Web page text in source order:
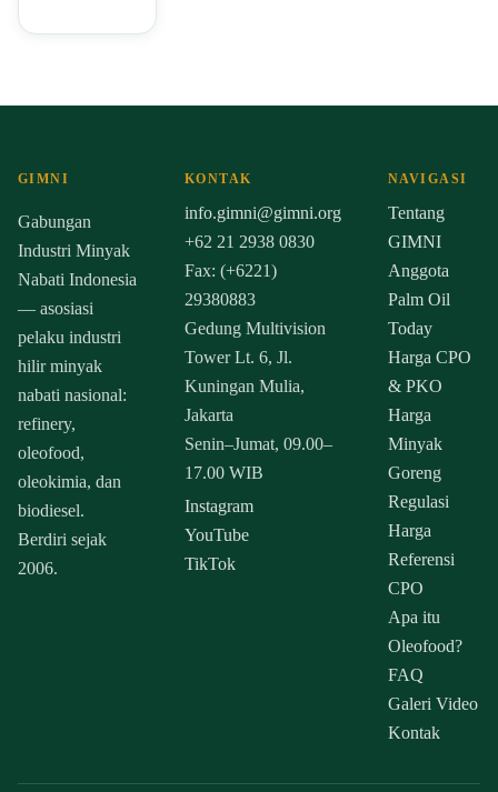
GIMNI
Gabungan
Industri Minyak
Nabati Indonesia
— asosiasi
pelaku industri
hilir minyak
nabati nasional:
refinery,
oleofood,
oleokimia, dan
biodiesel.
Berdiri sejak
2006.
KONTAK
info.gimni@gimni.org
+62 21 2938 0830
Fax: (+6221)
29380883
Gedung Multivision
Tower Lt. 6, Jl.
Kuningan Mulia,
Jakarta
Senin–Jumat, 09.00–
17.00 WIB
Instagram
YouTube
TikTok
NAVIGASI
Tentang
GIMNI
Anggota
Palm Oil
Today
Harga CPO
& PKO
Harga
Minyak
Goreng
Regulasi
Harga
Referensi
CPO
Apa itu
Oleofood?
FAQ
Galeri Video
Kontak